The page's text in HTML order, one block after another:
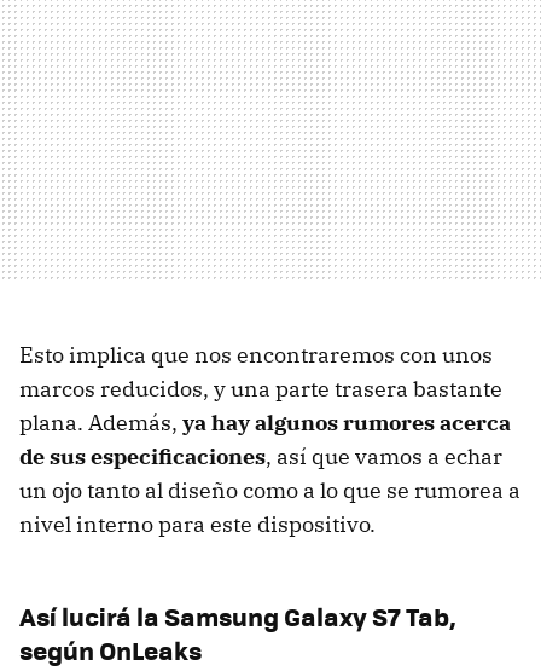
Esto implica que nos encontraremos con unos
marcos reducidos, y una parte trasera bastante
plana. Además, ya hay algunos rumores acerca
de sus especificaciones, así que vamos a echar
un ojo tanto al diseño como a lo que se rumorea a
nivel interno para este dispositivo.
Así lucirá la Samsung Galaxy S7 Tab,
según OnLeaks